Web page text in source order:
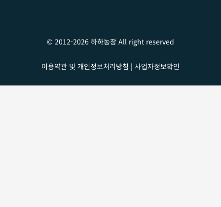
© 2012-2026 하하농장 All right reserved
이용약관 및 개인정보처리방침 | 사업자정보확인